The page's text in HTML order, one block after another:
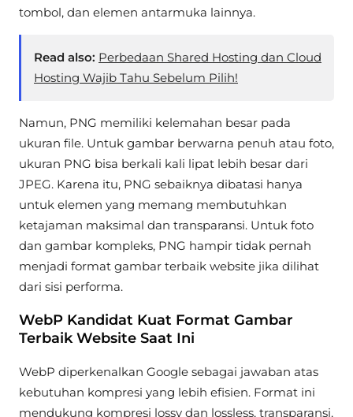
tombol, dan elemen antarmuka lainnya.
Read also: Perbedaan Shared Hosting dan Cloud
Hosting Wajib Tahu Sebelum Pilih!
Namun, PNG memiliki kelemahan besar pada
ukuran file. Untuk gambar berwarna penuh atau foto,
ukuran PNG bisa berkali kali lipat lebih besar dari
JPEG. Karena itu, PNG sebaiknya dibatasi hanya
untuk elemen yang memang membutuhkan
ketajaman maksimal dan transparansi. Untuk foto
dan gambar kompleks, PNG hampir tidak pernah
menjadi format gambar terbaik website jika dilihat
dari sisi performa.
WebP Kandidat Kuat Format Gambar
Terbaik Website Saat Ini
WebP diperkenalkan Google sebagai jawaban atas
kebutuhan kompresi yang lebih efisien. Format ini
mendukung kompresi lossy dan lossless, transparansi,